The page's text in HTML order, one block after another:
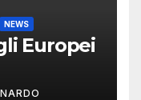
NEWS
Europei